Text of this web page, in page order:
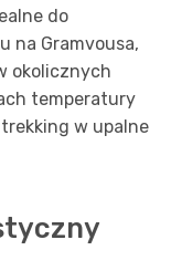
do
na Gramvousa,
okolicznych
temperatury
trekking w upalne